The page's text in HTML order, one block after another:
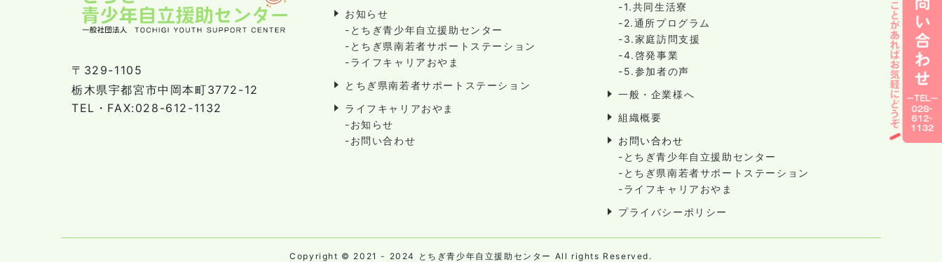
〒329-1105
栃木県宇都宮市中岡本町3772-12
TEL・FAX:028-612-1132
お知らせ
-とちぎ青少年自立援助センター
-とちぎ県南若者サポートステーション
-ライフキャリアおやま
とちぎ県南若者サポートステーション
ライフキャリアおやま
-お知らせ
-お問い合わせ
-1.共同生活寮
-2.通所プログラム
-3.家庭訪問支援
-4.啓発事業
-5.参加者の声
一般・企業様へ
組織概要
お問い合わせ
-とちぎ青少年自立援助センター
-とちぎ県南若者サポートステーション
-ライフキャリアおやま
プライバシーポリシー
Copyright © 2021 - 2024 とちぎ青少年自立援助センター All rights Reserved.